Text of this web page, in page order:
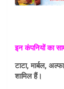
इन कंपनियों का
टाटा, मार्बल,
शामिल हैं।